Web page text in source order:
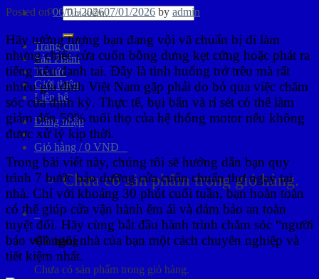
Tìm
kiếm:
Trang chủ
Sản Phẩm
Tin tức
Giới thiệu
Liên hệ
Đăng nhập
Giỏ hàng /0 VNĐ
Chưa có sản phẩm trong giỏ hàng.
0
Giỏ hàng
Chưa có sản phẩm trong giỏ hàng.
Posted on06/01/202607/01/2026 by admin
Hãy tưởng tượng bạn đang vội vã chuẩn bị đi làm
nhưng chiếc cửa cuốn bỗng dưng kẹt cứng hoặc phát ra
tiếng kêu đanh tai. Đây là tình huống trớ trêu mà rất
nhiều gia đình Việt Nam gặp phải do bỏ qua việc chăm
sóc cửa định kỳ. Thực tế, bụi bẩn và rỉ sét có thể làm
giảm đến 50% tuổi thọ của hệ thống motor nếu không
được xử lý kịp thời.
Trong bài viết này, chúng tôi sẽ hướng dẫn bạn quy
trình 7 bước bảo dưỡng cửa cuốn chuẩn thợ ngay tại
nhà. Chỉ với khoảng 30 phút cuối tuần, bạn hoàn toàn
có thể giúp cửa vận hành êm ái và đảm bảo an toàn
tuyệt đối. Hãy cùng bắt đầu hành trình chăm sóc “người
bảo vệ” ngôi nhà của bạn một cách chuyên nghiệp và
tiết kiệm nhất.